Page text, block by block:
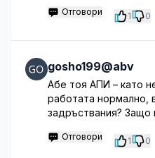
Отговори 1 0
gosho199@abv
Абе тоя АПИ – като
работата нормално,
задръствания? Защо
Отговори 1 0